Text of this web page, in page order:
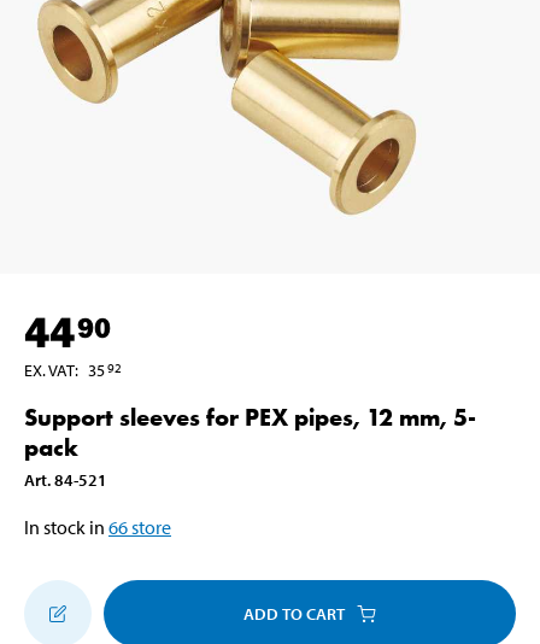
4490
EX. VAT: 3592
Support sleeves for PEX pipes, 12 mm, 5-
pack
Art.84-521
In stock in 66store
ADD TO CART